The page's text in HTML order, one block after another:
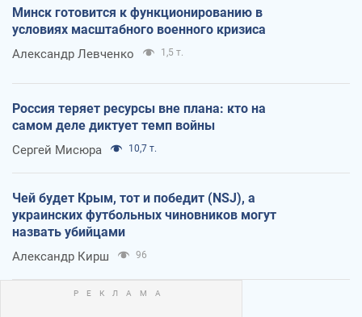
Минск готовится к функционированию в
условиях масштабного военного кризиса
Александр Левченко 1,5 т.
Россия теряет ресурсы вне плана: кто на
самом деле диктует темп войны
Сергей Мисюра 10,7 т.
Чей будет Крым, тот и победит (NSJ), а
украинских футбольных чиновников могут
назвать убийцами
Александр Кирш 96